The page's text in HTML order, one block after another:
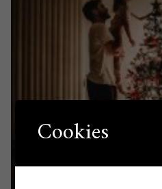
Cookies